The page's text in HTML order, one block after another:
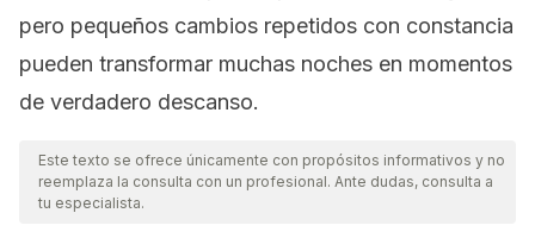
pero pequeños cambios repetidos con constancia
pueden transformar muchas noches en momentos
de verdadero descanso.
Este texto se ofrece únicamente con propósitos informativos y no
reemplaza la consulta con un profesional. Ante dudas, consulta a
tu especialista.